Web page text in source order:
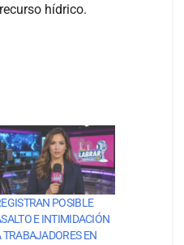
hídrico.
POSIBLE
E INTIMIDACIÓN
TRABAJADORES EN